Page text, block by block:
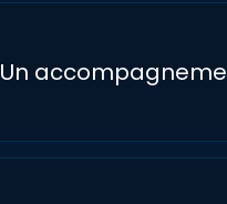
Un